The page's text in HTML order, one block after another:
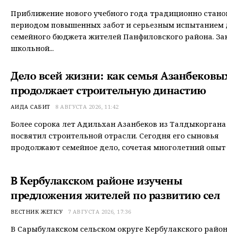
Приближение нового учебного года традиционно
периодом повышенных забот и серьезным испытанием
семейного бюджета жителей Панфиловского района.
школьной...
Дело всей жизни: как семья
продолжает строительную династию
АИДА САБИТ 8 АВГУСТА 2026, 11:42
Более сорока лет Адильхан Азанбеков из Талдыкоргана
посвятил строительной отрасли. Сегодня его сыновья
продолжают семейное дело, сочетая многолетний опыт
В Кербулакском районе изучены
предложения жителей по развитию сел
ВЕСТНИК ЖЕТІСУ 7 АВГУСТА 2026, 17:36
В Сарыбулакском сельском округе Кербулакского